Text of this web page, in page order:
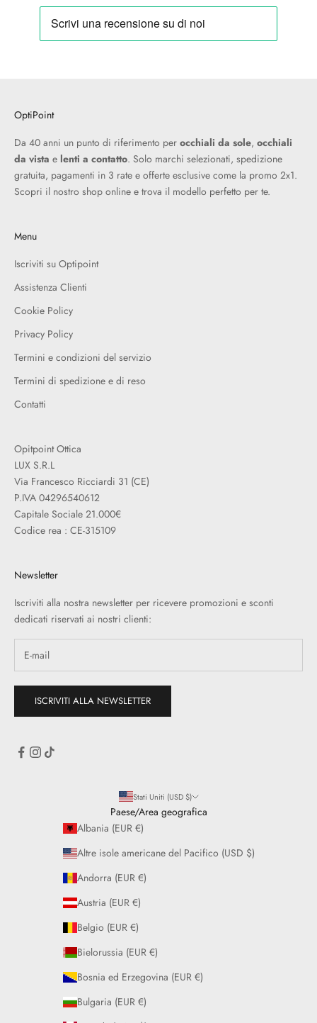
OptiPoint
Da 40 anni un punto di riferimento per occhiali da sole, occhiali
da vista e lenti a contatto. Solo marchi selezionati, spedizione
gratuita, pagamenti in 3 rate e offerte esclusive come la promo 2x1.
Scopri il nostro shop online e trova il modello perfetto per te.
Menu
Iscriviti su Optipoint
Assistenza Clienti
Cookie Policy
Privacy Policy
Termini e condizioni del servizio
Termini di spedizione e di reso
Contatti
Opitpoint Ottica
LUX S.R.L
Via Francesco Ricciardi 31 (CE)
P.IVA 04296540612
Capitale Sociale 21.000€
Codice rea : CE-315109
Newsletter
Iscriviti alla nostra newsletter per ricevere promozioni e sconti
dedicati riservati ai nostri clienti:
ISCRIVITI ALLA NEWSLETTER
Stati Uniti (USD $)
Paese/Area geografica
Albania (EUR €)
Altre isole americane del Pacifico (USD $)
Andorra (EUR €)
Austria (EUR €)
Belgio (EUR €)
Bielorussia (EUR €)
Bosnia ed Erzegovina (EUR €)
Bulgaria (EUR €)